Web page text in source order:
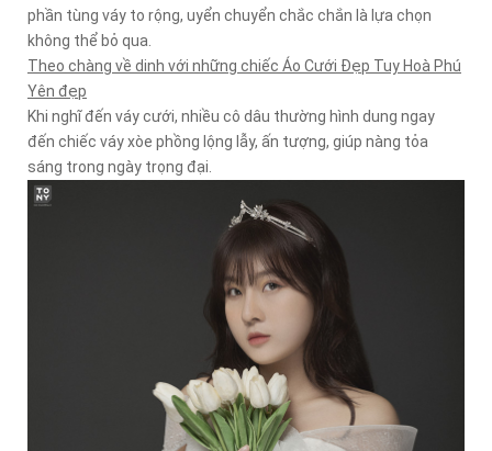
phần tùng váy to rộng, uyển chuyển chắc chắn là lựa chọn
không thể bỏ qua.
Theo chàng về dinh với những chiếc Áo Cưới Đẹp Tuy Hoà Phú
Yên đẹp
Khi nghĩ đến váy cưới, nhiều cô dâu thường hình dung ngay
đến chiếc váy xòe phồng lộng lẫy, ấn tượng, giúp nàng tỏa
sáng trong ngày trọng đại.